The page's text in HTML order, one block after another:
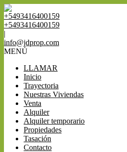
+5493416400159
+5493416400159
|
info@jdprop.com
MENÚ
LLAMAR
Inicio
Trayectoria
Nuestras Viviendas
Venta
Alquiler
Alquiler temporario
Propiedades
Tasación
Contacto